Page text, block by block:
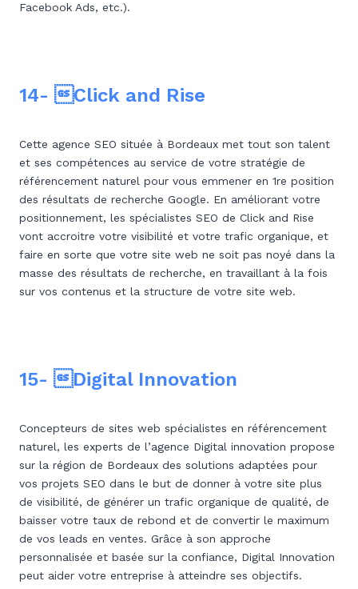
Facebook Ads, etc.).
14- Click and Rise
Cette agence SEO située à Bordeaux met tout son talent
et ses compétences au service de votre stratégie de
référencement naturel pour vous emmener en 1re position
des résultats de recherche Google. En améliorant votre
positionnement, les spécialistes SEO de Click and Rise
vont accroitre votre visibilité et votre trafic organique, et
faire en sorte que votre site web ne soit pas noyé dans la
masse des résultats de recherche, en travaillant à la fois
sur vos contenus et la structure de votre site web.
15- Digital Innovation
Concepteurs de sites web spécialistes en référencement
naturel, les experts de l’agence Digital innovation propose
sur la région de Bordeaux des solutions adaptées pour
vos projets SEO dans le but de donner à votre site plus
de visibilité, de générer un trafic organique de qualité, de
baisser votre taux de rebond et de convertir le maximum
de vos leads en ventes. Grâce à son approche
personnalisée et basée sur la confiance, Digital Innovation
peut aider votre entreprise à atteindre ses objectifs.